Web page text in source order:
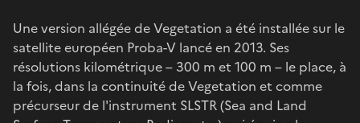
Une version allégée de Vegetation a été installée sur le
satellite européen Proba-V lancé en 2013. Ses
résolutions kilométrique – 300 m et 100 m – le place, à
la fois, dans la continuité de Vegetation et comme
précurseur de l'instrument SLSTR (Sea and Land